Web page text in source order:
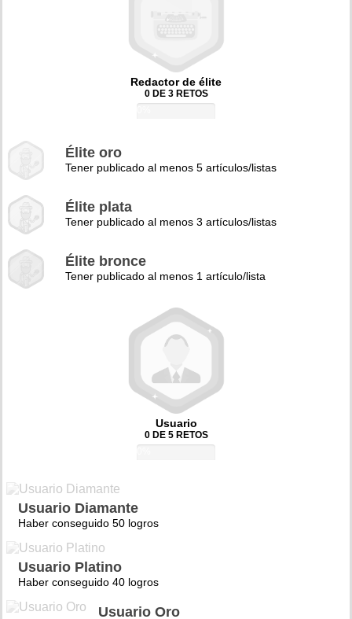
Redactor de élite
0 DE 3 RETOS
Élite oro
Tener publicado al menos 5 artículos/listas
Élite plata
Tener publicado al menos 3 artículos/listas
Élite bronce
Tener publicado al menos 1 artículo/lista
Usuario
0 DE 5 RETOS
Usuario Diamante
Haber conseguido 50 logros
Usuario Platino
Haber conseguido 40 logros
Usuario Oro